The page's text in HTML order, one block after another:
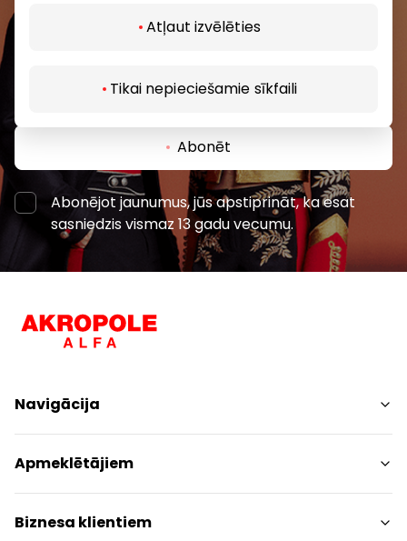
Atļaut izvēlēties
Tikai nepieciešamie sīkfaili
Abonēt
Abonējot jaunumus, jūs apstiprināt, ka esat
sasniedzis vismaz 13 gadu vecumu.
Navigācija
Iepirkšanās
Pakalpojumi
Izklaides
Restorāni
Apmeklētājiem
Centra plāns
Dzīvniekiem draudzīgs
Biznesa klientiem